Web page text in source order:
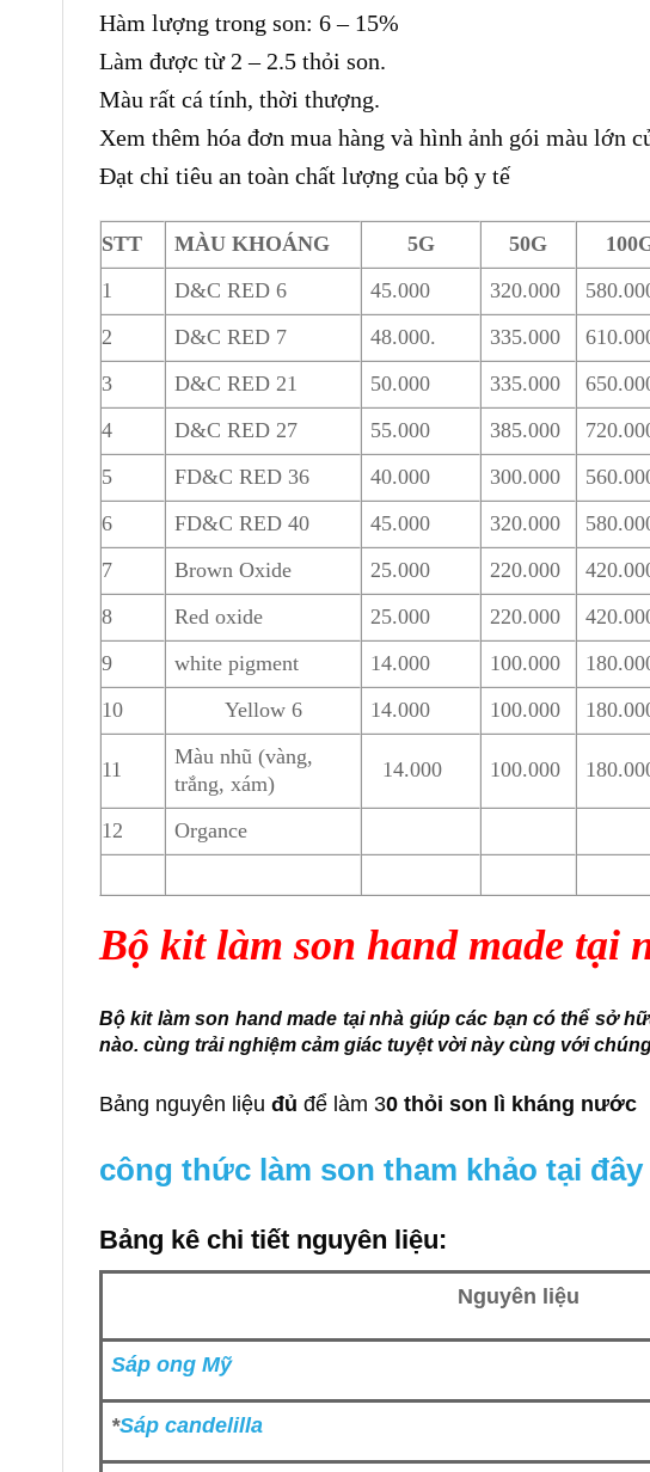
Hàm lượng trong son: 6 – 15%
Làm được từ 2 – 2.5 thỏi son.
Màu rất cá tính, thời thượng.
Xem thêm hóa đơn mua hàng và hình ảnh gói màu lớn
Đạt chỉ tiêu an toàn chất lượng của bộ y tế
STT MÀU KHOÁNG 5G 50G
1
D&C RED 6 45.000 320.000
2
D&C RED 7 48.000. 335.000
3
D&C RED 21 50.000 335.000
4
D&C RED 27 55.000 385.000
5
FD&C RED 36 40.000 300.000
6
FD&C RED 40 45.000 320.000
7
Brown Oxide 25.000 220.000
8
Red oxide 25.000 220.000
9
white pigment 14.000 100.000
10
Yellow 6 14.000 100.000
11
Màu nhũ (vàng,
trắng, xám)
14.000 100.000
12 Organce
Bộ kit làm son hand made tại
Bộ kit làm son hand made tại nhà giúp các bạn có thể sở
nào. cùng trải nghiệm cảm giác tuyệt vời này cùng với
Bảng nguyên liệu đủ để làm 30 thỏi son lì kháng nước
công thức làm son tham khảo tại đây
Bảng kê chi tiết nguyên liệu:
Nguyên liệu
Sáp ong Mỹ
*Sáp candelilla